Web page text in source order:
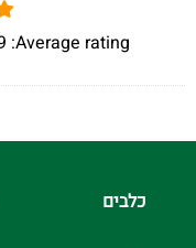
Average rating:
כלבים